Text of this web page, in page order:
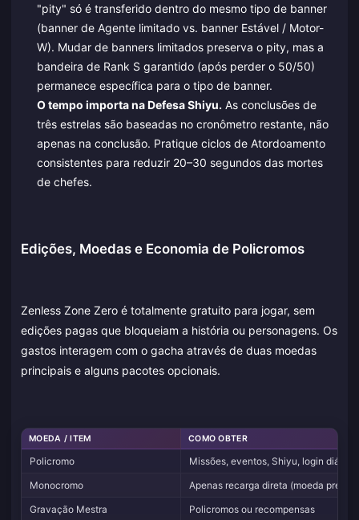
"pity" só é transferido dentro do mesmo tipo de banner
(banner de Agente limitado vs. banner Estável / Motor-
W). Mudar de banners limitados preserva o pity, mas a
bandeira de Rank S garantido (após perder o 50/50)
permanece específica para o tipo de banner.
O tempo importa na Defesa Shiyu. As conclusões de
três estrelas são baseadas no cronômetro restante, não
apenas na conclusão. Pratique ciclos de Atordoamento
consistentes para reduzir 20–30 segundos das mortes
de chefes.
Edições, Moedas e Economia de Policromos
Zenless Zone Zero é totalmente gratuito para jogar, sem
edições pagas que bloqueiam a história ou personagens. Os
gastos interagem com o gacha através de duas moedas
principais e alguns pacotes opcionais.
MOEDA / ITEM COMO OBTER
Policromo
Missões, eventos, Shiyu, login diário,
Monocromo
Apenas recarga direta (moeda
Gravação Mestra
Policromos ou recompensas